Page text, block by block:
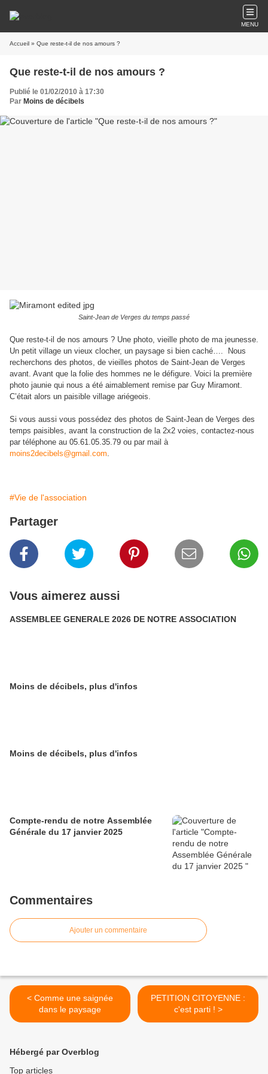
MENU
Accueil » Que reste-t-il de nos amours ?
Que reste-t-il de nos amours ?
Publié le 01/02/2010 à 17:30
Par Moins de décibels
Saint-Jean de Verges du temps passé
Que reste-t-il de nos amours ? Une photo, vieille photo de ma jeunesse.
Un petit village un vieux clocher, un paysage si bien caché…. Nous
recherchons des photos, de vieilles photos de Saint-Jean de Verges
avant. Avant que la folie des hommes ne le défigure. Voici la première
photo jaunie qui nous a été aimablement remise par Guy Miramont.
C’était alors un paisible village ariégeois.
Si vous aussi vous possédez des photos de Saint-Jean de Verges des
temps paisibles, avant la construction de la 2x2 voies, contactez-nous
par téléphone au 05.61.05.35.79 ou par mail à
moins2decibels@gmail.com.
#Vie de l'association
Partager
Vous aimerez aussi
ASSEMBLEE GENERALE 2026 DE NOTRE ASSOCIATION
Moins de décibels, plus d'infos
Moins de décibels, plus d'infos
Compte-rendu de notre Assemblée
Générale du 17 janvier 2025
Commentaires
Ajouter un commentaire
< Comme une saignée
dans le paysage
PETITION CITOYENNE :
c'est parti ! >
Hébergé par Overblog
Top articles